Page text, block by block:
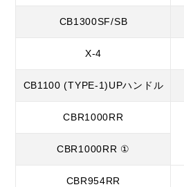
CB1300SF/SB
X-4
CB1100 (TYPE-1)UPハンドル
CBR1000RR
CBR1000RR ①
CBR954RR